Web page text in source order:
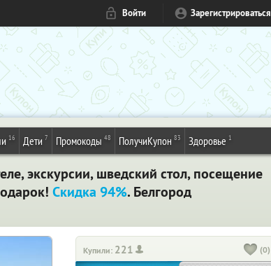
Войти Зарегистрироваться
16 Дети 7 Промокоды 48 ПолучиКупон 83 Здоровье 1
экскурсии, шведский стол, посещение
Скидка 94%. Белгород
Купили: 221 (0)